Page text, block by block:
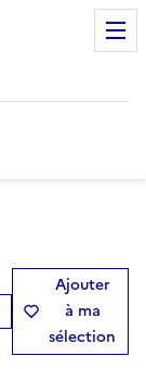
Ajouter
à ma
sélection